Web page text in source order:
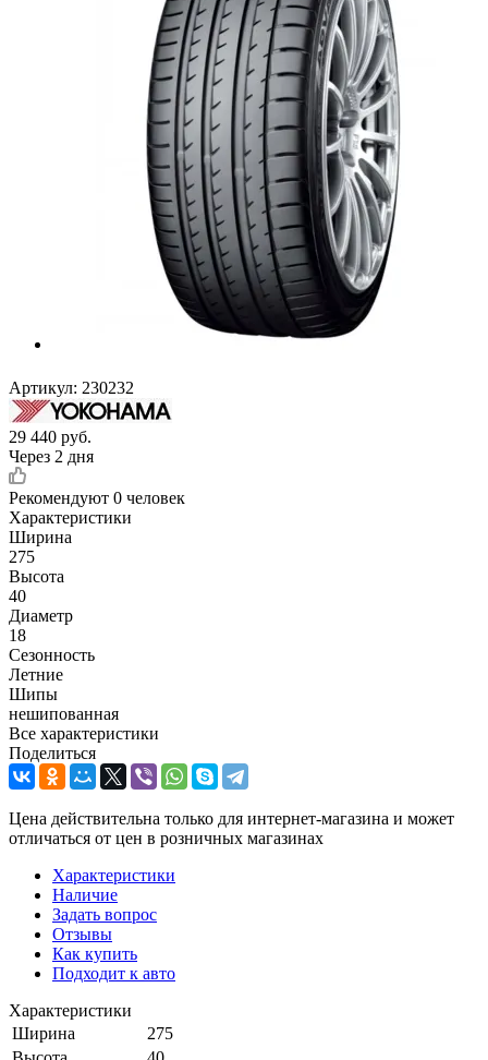
Артикул: 230232
29 440 руб.
Через 2 дня
Рекомендуют 0 человек
Характеристики
Ширина
275
Высота
40
Диаметр
18
Сезонность
Летние
Шипы
нешипованная
Все характеристики
Поделиться
Цена действительна только для интернет-магазина и может
отличаться от цен в розничных магазинах
Характеристики
Наличие
Задать вопрос
Отзывы
Как купить
Подходит к авто
Характеристики
Ширина
275